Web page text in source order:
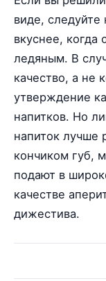
виде,
вкуснее,
ледяным. В
качество, а не
утверждение
напитков. Но
напиток лучше
кончиком губ,
подают в
качестве
дижестива.